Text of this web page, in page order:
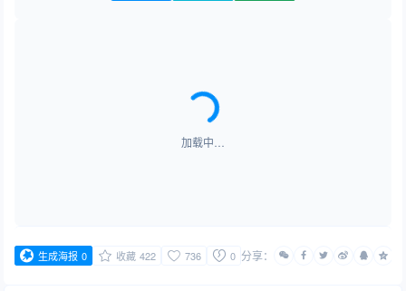
加载中…
生成海报 0 收藏 422 736 0 分享：